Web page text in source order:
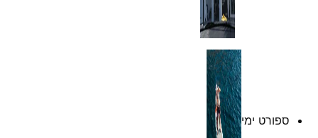
ספורט ימי